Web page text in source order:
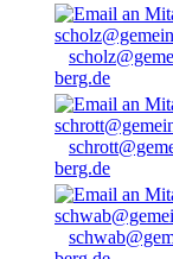
berg.de
berg.de